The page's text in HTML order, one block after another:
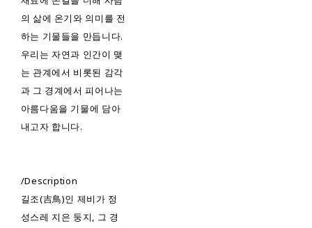
의 삶에 온기와 의미를 전
하는 기물들을 만듭니다.
우리는 자연과 인간이 맺
는 관계에서 비롯된 감각
과 그 경계에서 피어나는
아름다움을 기물에 담아
내고자 합니다.
/Description
길조(吉鳥)인 제비가 정
성스레 지은 둥지, 그 경